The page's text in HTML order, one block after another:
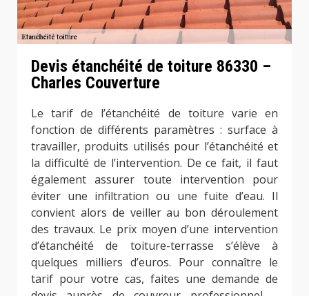
Devis étanchéité de toiture 86330 –
Charles Couverture
Le tarif de l’étanchéité de toiture varie en
fonction de différents paramètres : surface à
travailler, produits utilisés pour l’étanchéité et
la difficulté de l’intervention. De ce fait, il faut
également assurer toute intervention pour
éviter une infiltration ou une fuite d’eau. Il
convient alors de veiller au bon déroulement
des travaux. Le prix moyen d’une intervention
d’étanchéité de toiture-terrasse s’élève à
quelques milliers d’euros. Pour connaître le
tarif pour votre cas, faites une demande de